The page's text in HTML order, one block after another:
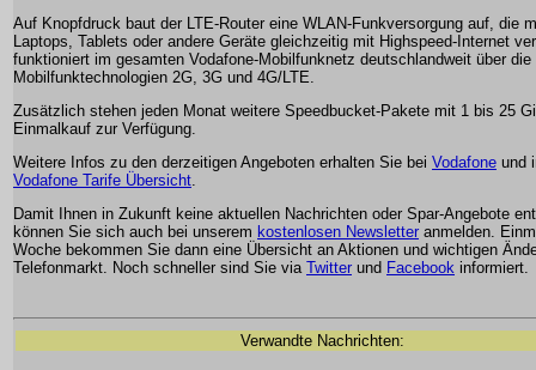
Auf Knopfdruck baut der LTE-Router eine WLAN-Funkversorgung auf, die
Laptops, Tablets oder andere Geräte gleichzeitig mit Highspeed-Internet
funktioniert im gesamten Vodafone-Mobilfunknetz deutschlandweit über die
Mobilfunktechnologien 2G, 3G und 4G/LTE.
Zusätzlich stehen jeden Monat weitere Speedbucket-Pakete mit 1 bis 25
Einmalkauf zur Verfügung.
Weitere Infos zu den derzeitigen Angeboten erhalten Sie bei Vodafone und
Vodafone Tarife Übersicht
Damit Ihnen in Zukunft keine aktuellen Nachrichten oder Spar-Angebote
können Sie sich auch bei unserem kostenlosen Newsletter anmelden.
Woche bekommen Sie dann eine Übersicht an Aktionen und wichtigen
Telefonmarkt. Noch schneller sind Sie via Twitter und Facebook informiert.
Verwandte Nachrichten: